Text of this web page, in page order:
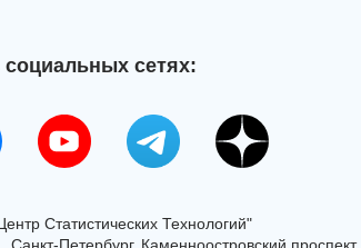
сетях:
Статистических Технологий"